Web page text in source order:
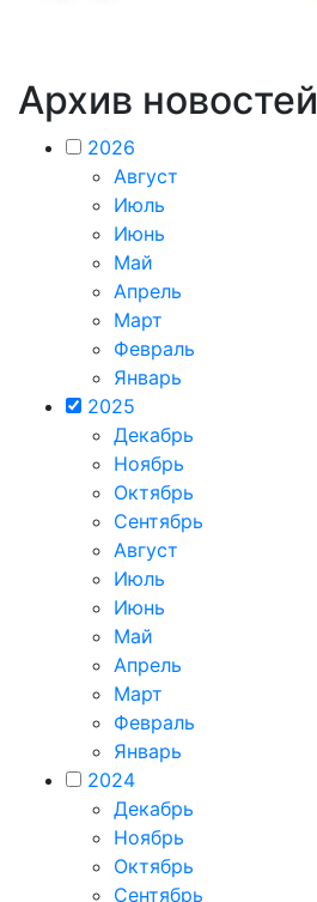
Архив новостей
2026
Август
Июль
Июнь
Май
Апрель
Март
Февраль
Январь
2025
Декабрь
Ноябрь
Октябрь
Сентябрь
Август
Июль
Июнь
Май
Апрель
Март
Февраль
Январь
2024
Декабрь
Ноябрь
Октябрь
Сентябрь